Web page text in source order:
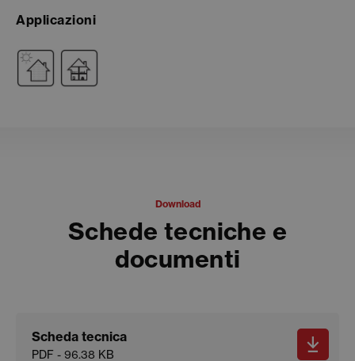
Applicazioni
Download
Schede tecniche e
documenti
Scheda tecnica
PDF - 96.38 KB